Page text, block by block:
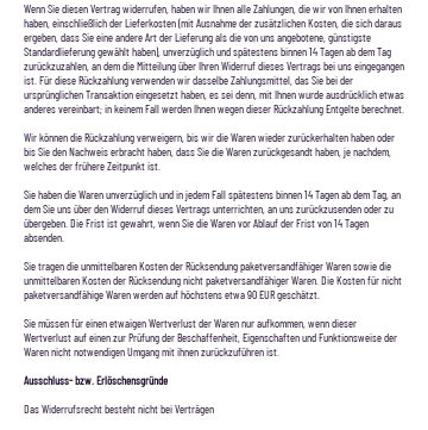
Wenn Sie diesen Vertrag widerrufen, haben wir Ihnen alle Zahlungen, die wir von Ihnen erhalten
haben, einschließlich der Lieferkosten (mit Ausnahme der zusätzlichen Kosten, die sich daraus
ergeben, dass Sie eine andere Art der Lieferung als die von uns angebotene, günstigste
Standardlieferung gewählt haben), unverzüglich und spätestens binnen 14 Tagen ab dem Tag
zurückzuzahlen, an dem die Mitteilung über Ihren Widerruf dieses Vertrags bei uns eingegangen
ist. Für diese Rückzahlung verwenden wir dasselbe Zahlungsmittel, das Sie bei der
ursprünglichen Transaktion eingesetzt haben, es sei denn, mit Ihnen wurde ausdrücklich etwas
anderes vereinbart; in keinem Fall werden Ihnen wegen dieser Rückzahlung Entgelte berechnet.
Wir können die Rückzahlung verweigern, bis wir die Waren wieder zurückerhalten haben oder
bis Sie den Nachweis erbracht haben, dass Sie die Waren zurückgesandt haben, je nachdem,
welches der frühere Zeitpunkt ist.
Sie haben die Waren unverzüglich und in jedem Fall spätestens binnen 14 Tagen ab dem Tag, an
dem Sie uns über den Widerruf dieses Vertrags unterrichten, an uns zurückzusenden oder zu
übergeben. Die Frist ist gewahrt, wenn Sie die Waren vor Ablauf der Frist von 14 Tagen
absenden.
Sie tragen die unmittelbaren Kosten der Rücksendung paketversandfähiger Waren sowie die
unmittelbaren Kosten der Rücksendung nicht paketversandfähiger Waren. Die Kosten für nicht
paketversandfähige Waren werden auf höchstens etwa 90 EUR geschätzt.
Sie müssen für einen etwaigen Wertverlust der Waren nur aufkommen, wenn dieser
Wertverlust auf einen zur Prüfung der Beschaffenheit, Eigenschaften und Funktionsweise der
Waren nicht notwendigen Umgang mit ihnen zurückzuführen ist.
Ausschluss- bzw. Erlöschensgründe
Das Widerrufsrecht besteht nicht bei Verträgen